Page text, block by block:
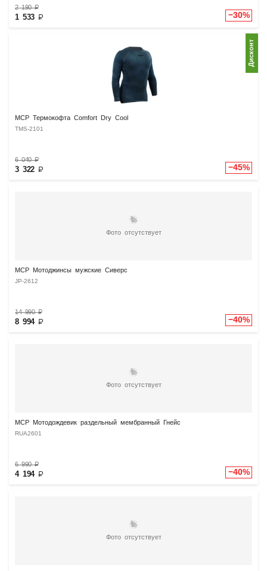
2 190₽
1 533 ₽ −30%
MCP Термокофта Comfort Dry Cool
TMS-2101
6 040₽
3 322 ₽ −45%
Дисконт
Фото отсутствует
MCP Мотоджинсы мужские Сиверс
JP-2612
14 990₽
8 994 ₽ −40%
Фото отсутствует
MCP Мотодождевик раздельный мембранный Гнейс
RUA2601
6 990₽
4 194 ₽ −40%
Фото отсутствует